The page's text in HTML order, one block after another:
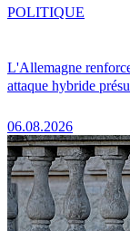
L'Allemagne
attaque hybride
06.08.2026
POLITIQUE